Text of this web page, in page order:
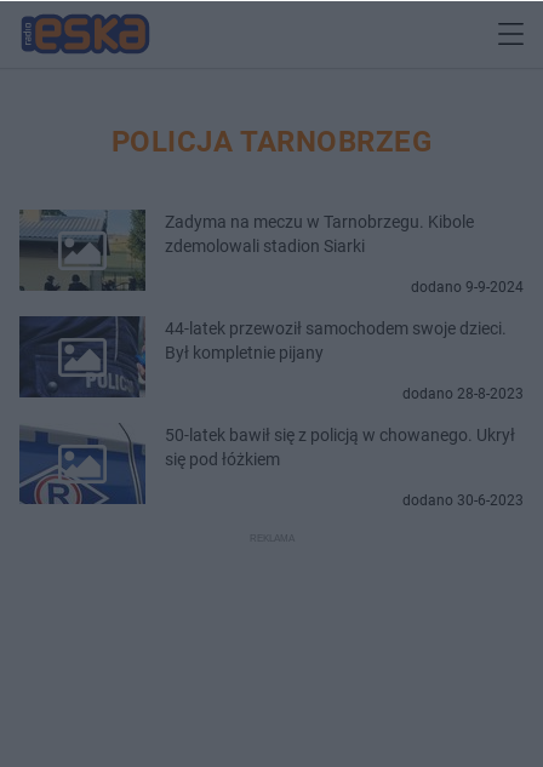
POLICJA TARNOBRZEG
Zadyma na meczu w Tarnobrzegu. Kibole
zdemolowali stadion Siarki
dodano 9-9-2024
44-latek przewoził samochodem swoje dzieci.
Był kompletnie pijany
dodano 28-8-2023
50-latek bawił się z policją w chowanego. Ukrył
się pod łóżkiem
dodano 30-6-2023